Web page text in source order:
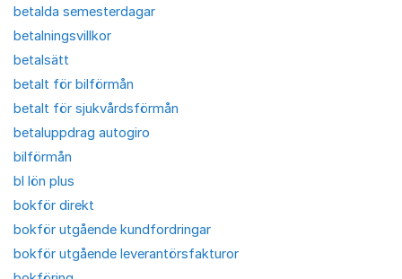
betalda semesterdagar
betalningsvillkor
betalsätt
betalt för bilförmån
betalt för sjukvårdsförmån
betaluppdrag autogiro
bilförmån
bl lön plus
bokför direkt
bokför utgående kundfordringar
bokför utgående leverantörsfakturor